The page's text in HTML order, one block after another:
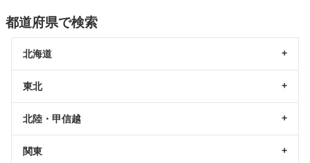
都道府県で検索
北海道
東北
北陸・甲信越
関東